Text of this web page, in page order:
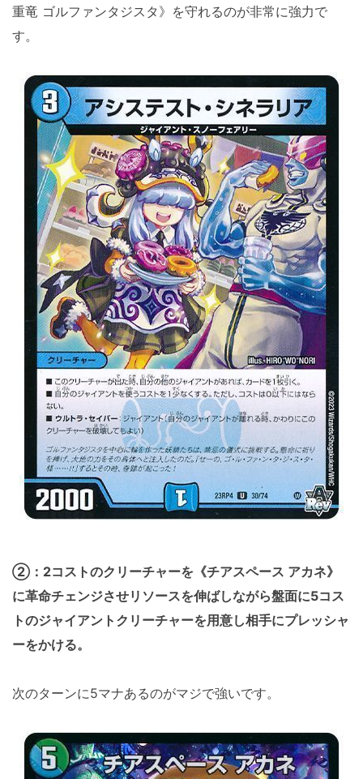
重竜 ゴルファンタジスタ》を守れるのが非常に強力で
す。
②：2コストのクリーチャーを《チアスペース アカネ》
に革命チェンジさせリソースを伸ばしながら盤面に5コス
トのジャイアントクリーチャーを用意し相手にプレッシャ
ーをかける。
次のターンに5マナあるのがマジで強いです。